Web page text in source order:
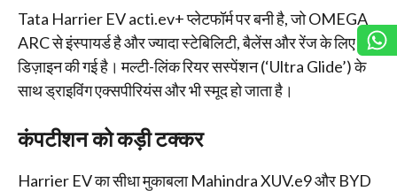
Tata Harrier EV acti.ev+ प्लेटफॉर्म पर बनी है, जो OMEGA
ARC से इंस्पायर्ड है और ज्यादा स्टेबिलिटी, बैलेंस और रेंज के लिए
डिज़ाइन की गई है। मल्टी-लिंक रियर सस्पेंशन (‘Ultra Glide’) के
साथ ड्राइविंग एक्सपीरियंस और भी स्मूद हो जाता है।
कंपटीशन को कड़ी टक्कर
Harrier EV का सीधा मुकाबला Mahindra XUV.e9 और BYD